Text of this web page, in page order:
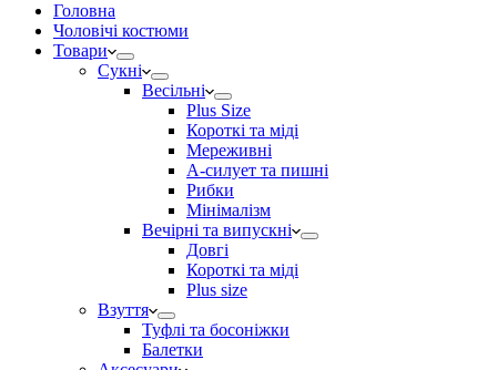
Головна
Чоловічі костюми
Товари
Сукні
Весільні
Plus Size
Короткі та міді
Мереживні
А-силует та пишні
Рибки
Мінімалізм
Вечірні та випускні
Довгі
Короткі та міді
Plus size
Взуття
Туфлі та босоніжки
Балетки